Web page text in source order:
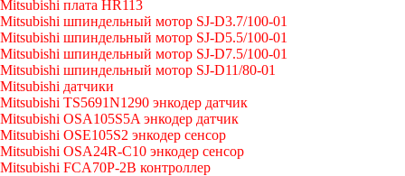
Mitsubishi плата HR113
Mitsubishi шпиндельный мотор SJ-D3.7/100-01
Mitsubishi шпиндельный мотор SJ-D5.5/100-01
Mitsubishi шпиндельный мотор SJ-D7.5/100-01
Mitsubishi шпиндельный мотор SJ-D11/80-01
Mitsubishi датчики
Mitsubishi TS5691N1290 энкодер датчик
Mitsubishi OSA105S5A энкодер датчик
Mitsubishi OSE105S2 энкодер сенсор
Mitsubishi OSA24R-C10 энкодер сенсор
Mitsubishi FCA70P-2B контроллер